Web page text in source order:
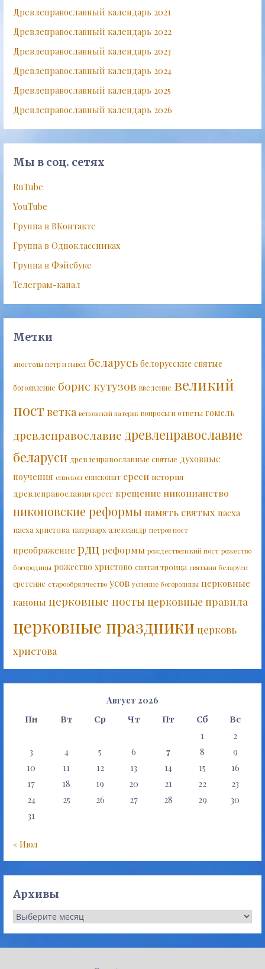
Древлеправославный календарь 2021
Древлеправославный календарь 2022
Древлеправославный календарь 2023
Древлеправославный календарь 2024
Древлеправославный календарь 2025
Древлеправославный календарь 2026
Мы в соц. сетях
RuTube
YouTube
Группа в ВКонтакте
Группа в Одноклассниках
Группа в Фэйсбуке
Телеграм-канал
Метки
апостолы петр и павел беларусь белорусские святые
богоявление борис кутузов введение великий
постветка ветковский патерик вопросы и ответы гомель
древлеправославие древлеправославие
беларуси древлеправославные святые духовные
поучения епископ епископат ереси история
древлеправославия крест крещение никонианство
никоновские реформыпамять святых пасха
пасха христова патриарх александр петров пост
преображение рдц реформы рождественский пост рожество
богородицы рожество христово святая троица святыни беларуси
сретение старообрядчество усов успение богородицы церковные
каноны церковные посты церковные правила
церковные праздникицерковь
христова
Август 2026
Пн Вт Ср Чт Пт Сб Вс
1
2
3
4 5 6 7 8
9
10
11 12 13 14 15
16
17
18 19 20 21 22
23
24
25 26 27 28 29
30
31
« Июл
Архивы
Архивы